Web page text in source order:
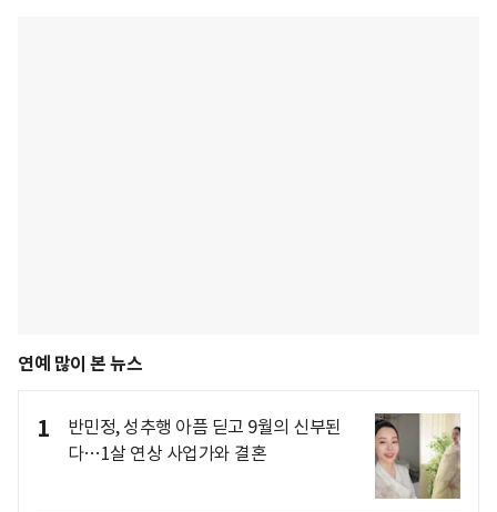
연예 많이 본 뉴스
1
반민정, 성추행 아픔 딛고 9월의 신부된
다…1살 연상 사업가와 결혼